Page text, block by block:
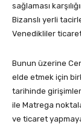
sağlaması
Bizanslı yerli
Venedikliler
Bunun üzerine
elde etmek için
tarihinde
ile Matrega
ve ticaret